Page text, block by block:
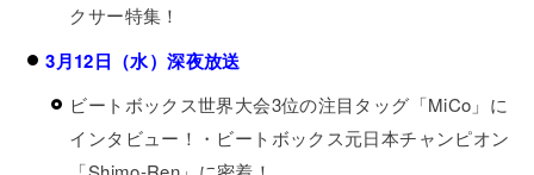
クサー特集！
3月12日（水）深夜放送
ビートボックス世界大会3位の注目タッグ「MiCo」に
インタビュー！・ビートボックス元日本チャンピオン